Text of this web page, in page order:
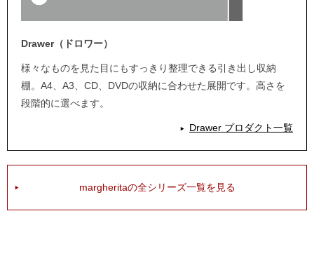
Drawer（ドロワー）
様々なものを見た目にもすっきり整理できる引き出し収納
棚。A4、A3、CD、DVDの収納に合わせた展開です。高さを
段階的に選べます。
Drawer プロダクト一覧
margheritaの全シリーズ一覧を見る